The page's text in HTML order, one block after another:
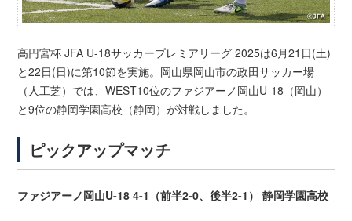
高円宮杯 JFA U-18サッカープレミアリーグ 2025は6月21日(土)
と22日(日)に第10節を実施。岡山県岡山市の政田サッカー場
（人工芝）では、WEST10位のファジアーノ岡山U-18（岡山）
と9位の静岡学園高校（静岡）が対戦しました。
ピックアップマッチ
ファジアーノ岡山U-18 4-1（前半2-0、後半2-1） 静岡学園高校